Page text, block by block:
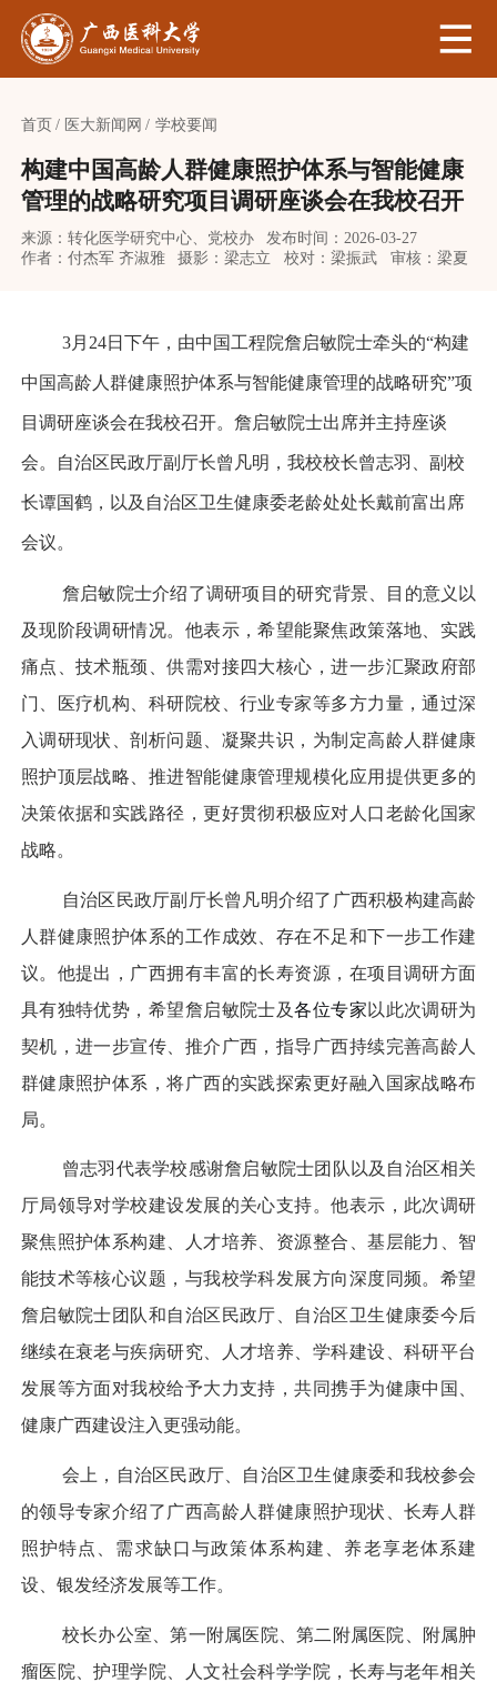
首页 医大新闻网 学校要闻
构建中国高龄人群健康照护体系与智能健康
管理的战略研究项目调研座谈会在我校召开
来源：转化医学研究中心、党校办
发布时间：2026-03-27
作者：付杰军 齐淑雅
摄影：梁志立 校对：梁振武 审核：梁夏
3月24日下午，由中国工程院詹启敏院士牵头的“构建
中国高龄人群健康照护体系与智能健康管理的战略研究”项
目调研座谈会在我校召开。詹启敏院士出席并主持座谈
会。自治区民政厅副厅长曾凡明，我校校长曾志羽、副校
长谭国鹤，以及自治区卫生健康委老龄处处长戴前富出席
会议。
詹启敏院士介绍了调研项目的研究背景、目的意义以
及现阶段调研情况。他表示，希望能聚焦政策落地、实践
痛点、技术瓶颈、供需对接四大核心，进一步汇聚政府部
门、医疗机构、科研院校、行业专家等多方力量，通过深
入调研现状、剖析问题、凝聚共识，为制定高龄人群健康
照护顶层战略、推进智能健康管理规模化应用提供更多的
决策依据和实践路径，更好贯彻积极应对人口老龄化国家
战略。
自治区民政厅副厅长曾凡明介绍了广西积极构建高龄
人群健康照护体系的工作成效、存在不足和下一步工作建
议。他提出，广西拥有丰富的长寿资源，在项目调研方面
具有独特优势，希望詹启敏院士及各位专家 以此次调研为
契机，进一步宣传、推介广西，指导广西持续完善高龄人
群健康照护体系，将广西的实践探索更好融入国家战略布
局。
曾志羽代表学校感谢詹启敏院士团队以及自治区相关
厅局领导对学校建设发展的关心支持。他表示，此次调研
聚焦照护体系构建、人才培养、资源整合、基层能力、智
能技术等核心议题，与我校学科发展方向深度同频。希望
詹启敏院士团队和自治区民政厅、自治区卫生健康委今后
继续在衰老与疾病研究、人才培养、学科建设、科研平台
发展等方面对我校给予大力支持，共同携手为健康中国、
健康广西建设注入更强动能。
会上，自治区民政厅、自治区卫生健康委和我校参会
的领导专家介绍了广西高龄人群健康照护现状、长寿人群
照护特点、需求缺口与政策体系构建、养老享老体系建
设、银发经济发展等工作。
校长办公室、第一附属医院、第二附属医院、附属肿
瘤医院、护理学院、人文社会科学学院，长寿与老年相关